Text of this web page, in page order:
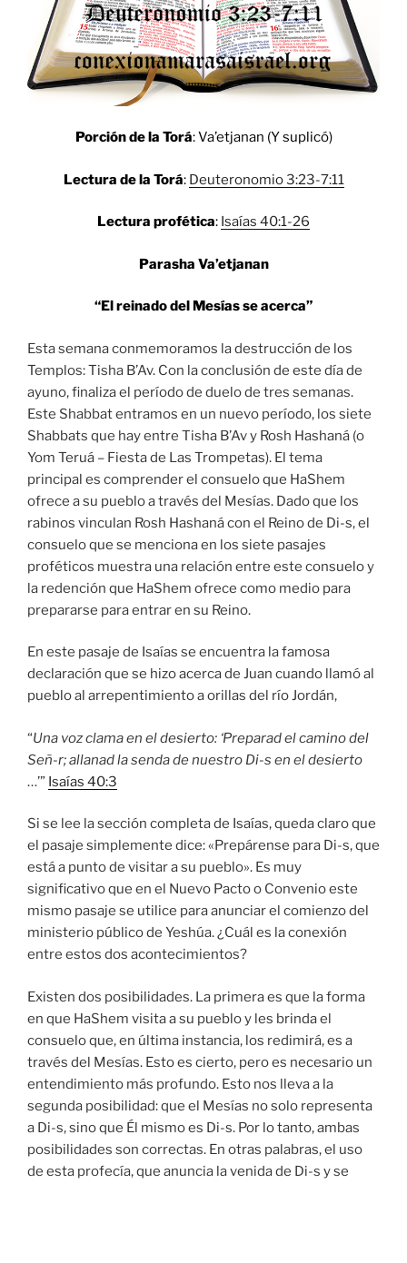
Porción de la Torá: Va’etjanan (Y suplicó)
Lectura de la Torá: Deuteronomio 3:23-7:11
Lectura profética: Isaías 40:1-26
Parasha Va’etjanan
“El reinado del Mesías se acerca”
Esta semana conmemoramos la destrucción de los
Templos: Tisha B’Av. Con la conclusión de este día de
ayuno, finaliza el período de duelo de tres semanas.
Este Shabbat entramos en un nuevo período, los siete
Shabbats que hay entre Tisha B’Av y Rosh Hashaná (o
Yom Teruá – Fiesta de Las Trompetas). El tema
principal es comprender el consuelo que HaShem
ofrece a su pueblo a través del Mesías. Dado que los
rabinos vinculan Rosh Hashaná con el Reino de Di-s, el
consuelo que se menciona en los siete pasajes
proféticos muestra una relación entre este consuelo y
la redención que HaShem ofrece como medio para
prepararse para entrar en su Reino.
En este pasaje de Isaías se encuentra la famosa
declaración que se hizo acerca de Juan cuando llamó al
pueblo al arrepentimiento a orillas del río Jordán,
“Una voz clama en el desierto: ‘Preparad el camino del
Señ-r; allanad la senda de nuestro Di-s en el desierto
…’” Isaías 40:3
Si se lee la sección completa de Isaías, queda claro que
el pasaje simplemente dice: «Prepárense para Di-s, que
está a punto de visitar a su pueblo». Es muy
significativo que en el Nuevo Pacto o Convenio este
mismo pasaje se utilice para anunciar el comienzo del
ministerio público de Yeshúa. ¿Cuál es la conexión
entre estos dos acontecimientos?
Existen dos posibilidades. La primera es que la forma
en que HaShem visita a su pueblo y les brinda el
consuelo que, en última instancia, los redimirá, es a
través del Mesías. Esto es cierto, pero es necesario un
entendimiento más profundo. Esto nos lleva a la
segunda posibilidad: que el Mesías no solo representa
a Di-s, sino que Él mismo es Di-s. Por lo tanto, ambas
posibilidades son correctas. En otras palabras, el uso
de esta profecía, que anuncia la venida de Di-s y se